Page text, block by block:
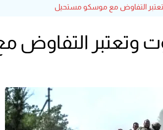
التفاوض مع موسكو مستحيل
وتعتبر